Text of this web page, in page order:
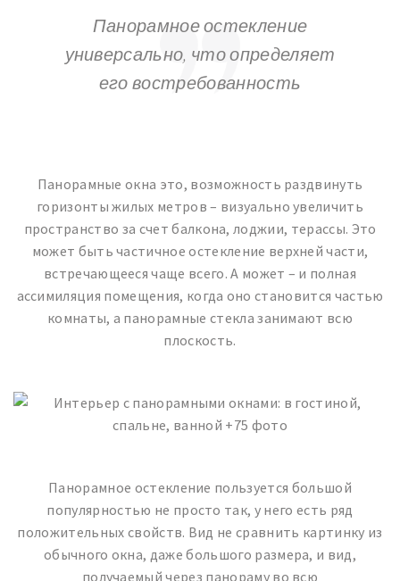
Панорамное остекление
универсально, что определяет
его востребованность
Панорамные окна это, возможность раздвинуть
горизонты жилых метров – визуально увеличить
пространство за счет балкона, лоджии, терассы. Это
может быть частичное остекление верхней части,
встречающееся чаще всего. А может – и полная
ассимиляция помещения, когда оно становится частью
комнаты, а панорамные стекла занимают всю
плоскость.
Панорамное остекление пользуется большой
популярностью не просто так, у него есть ряд
положительных свойств. Вид не сравнить картинку из
обычного окна, даже большого размера, и вид,
получаемый через панораму во всю